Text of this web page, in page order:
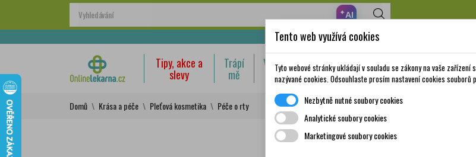
✦AI
Nakupte za 999,- Kč a získáte dopravu
Tipy, akce a
slevy
Trápí
mě
Volně prodejné
léky
Doplňky stravy a
vitamíny
Matka a
dítě
Domů Krása a péče Pleťová kosmetika Péče o rty
Tento web využívá cookies
Tyto webové stránky ukládají v souladu se zákony na vaše zařízení
nazývané cookies. Odsouhlaste prosím nastavení cookies souborů
Nezbytně nutné soubory cookies
Analytické soubory cookies
Marketingové soubory cookies